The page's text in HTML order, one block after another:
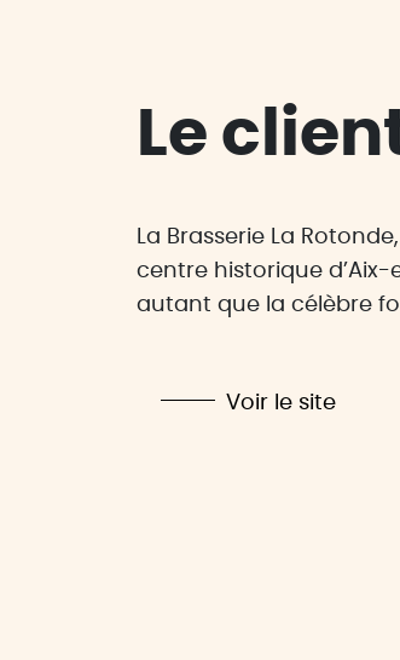
Le
La Brasserie La
centre historique
autant que la célèbre
Voir le site